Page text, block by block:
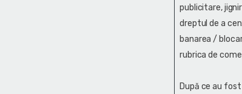
publicitare,
dreptul de a
banarea /
rubrica de
După ce au